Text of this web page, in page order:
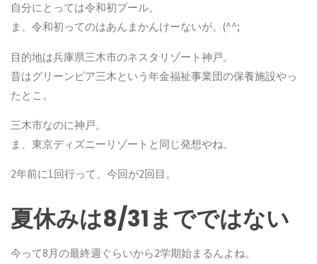
自分にとっては令和初プール。
ま、令和初ってのはあんまかんけーないが。(^^;
目的地は兵庫県三木市のネスタリゾート神戸。
昔はグリーンピア三木という年金福祉事業団の保養施設やっ
たとこ。
三木市なのに神戸。
ま、東京ディズニーリゾートと同じ発想やね。
2年前に1回行って、今回が2回目。
夏休みは8/31までではない
今って8月の最終週ぐらいから2学期始まるんよね。